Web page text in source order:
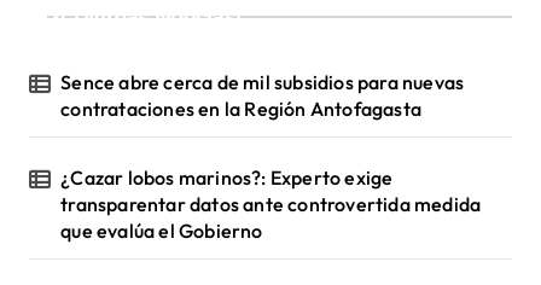
ó
d
e
e
n
t
¡Ultimas Noticias!
Sence abre cerca de mil subsidios para nuevas
contrataciones en la Región Antofagasta
¿Cazar lobos marinos?: Experto exige
transparentar datos ante controvertida medida
que evalúa el Gobierno